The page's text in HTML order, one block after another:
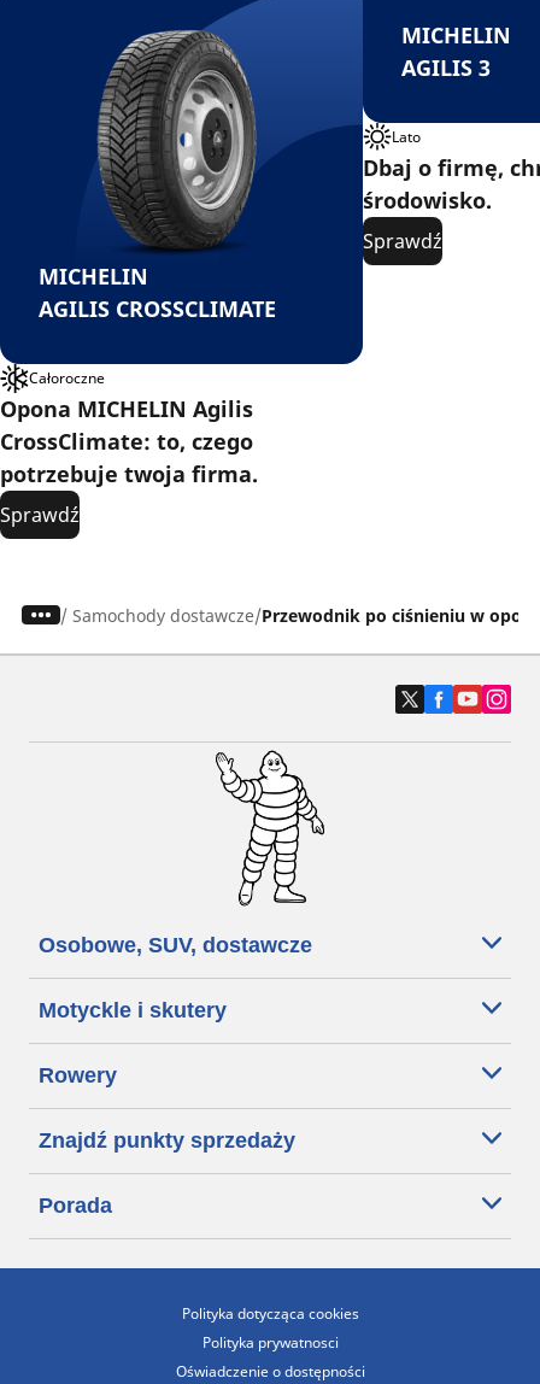
MICHELIN
AGILIS CROSSCLIMATE
Całoroczne
Opona MICHELIN Agilis
CrossClimate: to, czego
potrzebuje twoja firma.
Sprawdź
MICHELIN
AGILIS 3
Lato
Dbaj o firmę,
środowisko.
Sprawdź
/ Samochody dostawcze Przewodnik po ciśnieniu w
Osobowe, SUV, dostawcze
Motyckle i skutery
Rowery
Znajdź punkty sprzedaży
Porada
Polityka dotycząca cookies
Polityka prywatnosci
Oświadczenie o dostępności